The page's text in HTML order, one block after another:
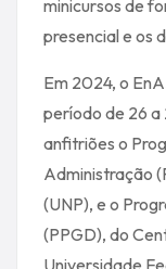
minicursos de
presencial e os
Em 2024, o
período de 26 a
anfitriões o
Administração
(UNP), e o
(PPGD), do
Universidade